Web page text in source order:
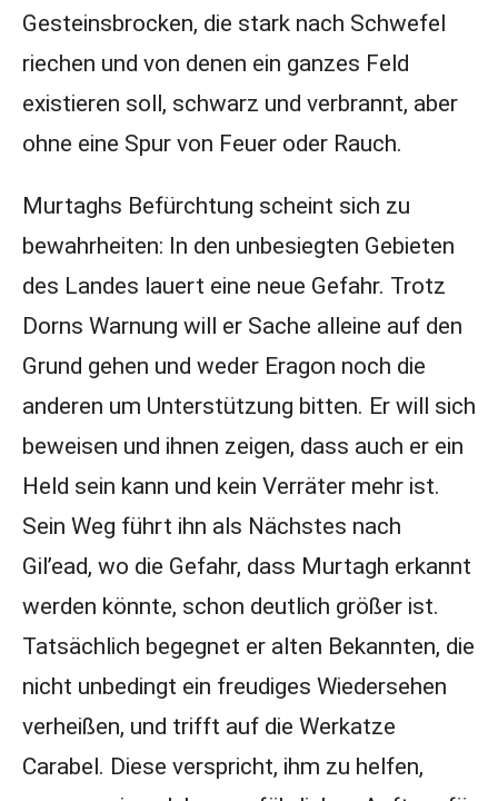
Gesteinsbrocken, die stark nach Schwefel
riechen und von denen ein ganzes Feld
existieren soll, schwarz und verbrannt, aber
ohne eine Spur von Feuer oder Rauch.
Murtaghs Befürchtung scheint sich zu
bewahrheiten: In den unbesiegten Gebieten
des Landes lauert eine neue Gefahr. Trotz
Dorns Warnung will er Sache alleine auf den
Grund gehen und weder Eragon noch die
anderen um Unterstützung bitten. Er will sich
beweisen und ihnen zeigen, dass auch er ein
Held sein kann und kein Verräter mehr ist.
Sein Weg führt ihn als Nächstes nach
Gil’ead, wo die Gefahr, dass Murtagh erkannt
werden könnte, schon deutlich größer ist.
Tatsächlich begegnet er alten Bekannten, die
nicht unbedingt ein freudiges Wiedersehen
verheißen, und trifft auf die Werkatze
Carabel. Diese verspricht, ihm zu helfen,